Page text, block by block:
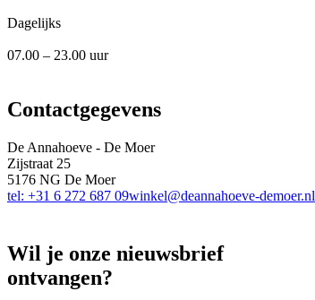
Dagelijks
07.00 – 23.00 uur
Contactgegevens
De Annahoeve - De Moer
Zijstraat 25
5176 NG De Moer
tel: +31 6 272 687 09winkel@deannahoeve-demoer.nl
Wil je onze nieuwsbrief
ontvangen?